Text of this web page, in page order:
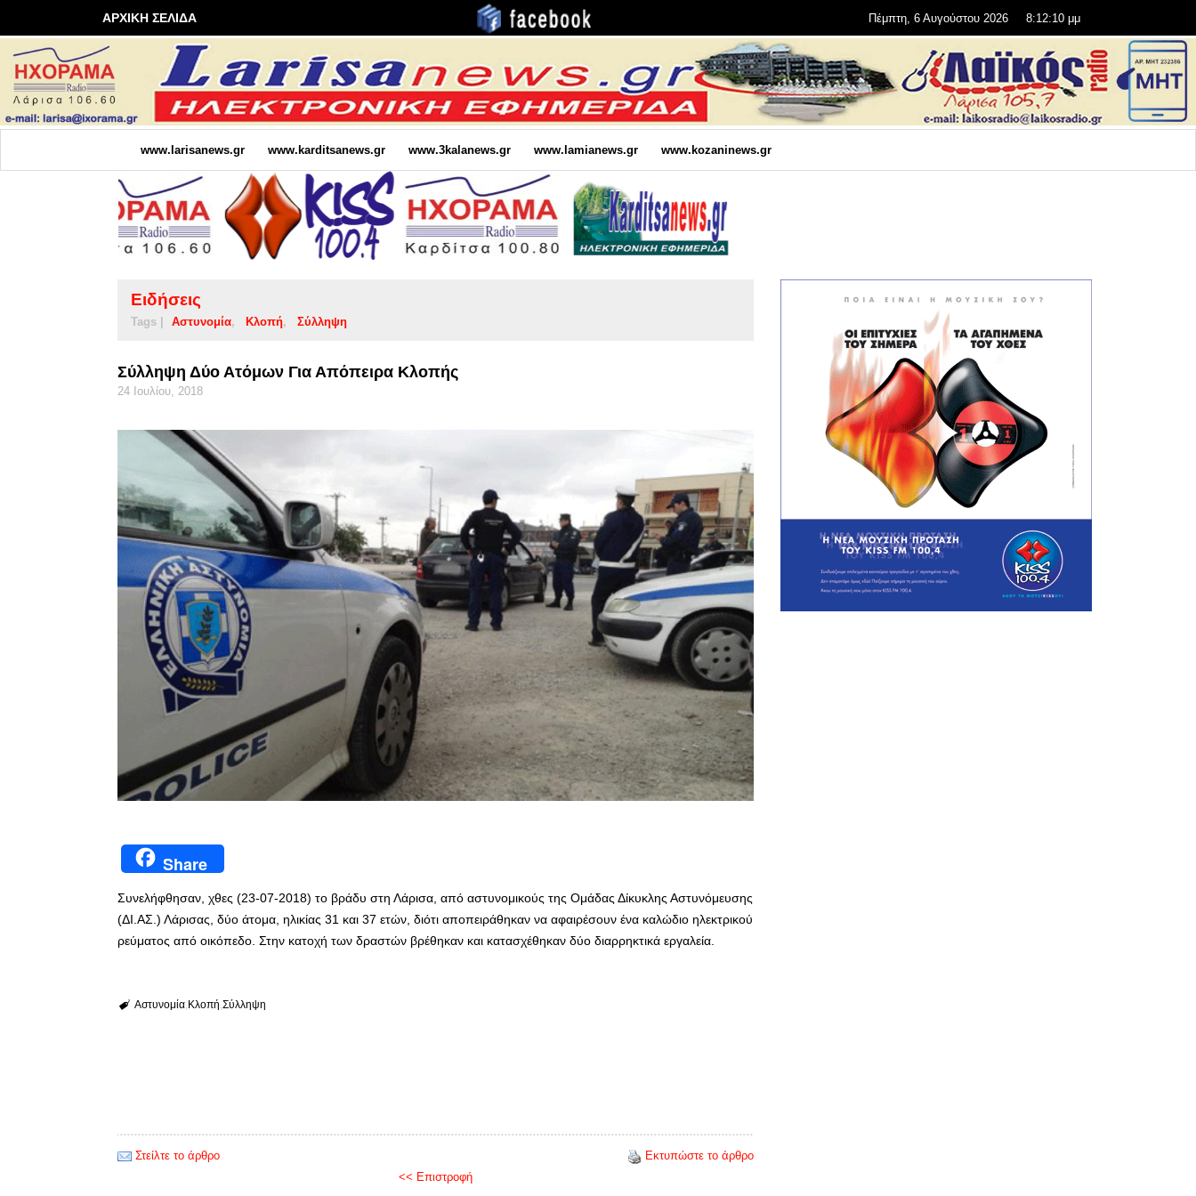
ΑΡΧΙΚΗ ΣΕΛΙΔΑ Πέμπτη, 6 Αυγούστου 2026 8:12:10 μμ
www.larisanews.gr www.karditsanews.gr www.3kalanews.gr www.lamianews.gr www.kozaninews.gr
Ειδήσεις
Tags | Αστυνομία Κλοπή Σύλληψη
Σύλληψη Δύο Ατόμων Για Απόπειρα Κλοπής
24 Ιουλίου, 2018
Share
Συνελήφθησαν, χθες (23-07-2018) το βράδυ στη Λάρισα, από αστυνομικούς της Ομάδας Δίκυκλης Αστυνόμευσης
(ΔΙ.ΑΣ.) Λάρισας, δύο άτομα, ηλικίας 31 και 37 ετών, διότι αποπειράθηκαν να αφαιρέσουν ένα καλώδιο ηλεκτρικού
ρεύματος από οικόπεδο. Στην κατοχή των δραστών βρέθηκαν και κατασχέθηκαν δύο διαρρηκτικά εργαλεία.
Αστυνομία Κλοπή Σύλληψη
Στείλτε το άρθρο
Εκτυπώστε το άρθρο
<< Επιστροφή